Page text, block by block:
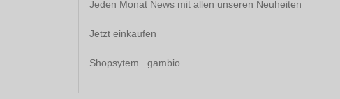
Jeden Monat News mit allen unseren Neuheiten
Jetzt einkaufen
Shopsytem gambio